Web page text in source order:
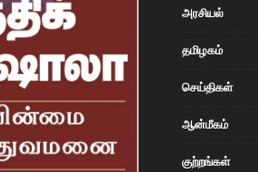
அரசியல்
தமிழகம்
செய்திகள்
ஆன்மீகம்
குற்றங்கள்